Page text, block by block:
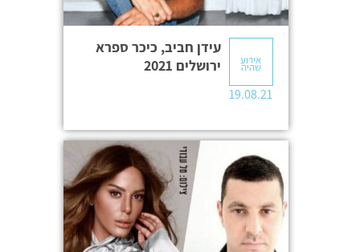
עידן חביב, כיכר ספרא
ירושלים 2021
אירוע
שהיה
19.08.21